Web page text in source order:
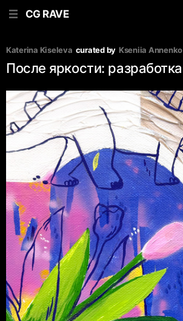
CG RAVE
Katerina Kiseleva curated by Kseniia Аnnenko
После яркости: разработка